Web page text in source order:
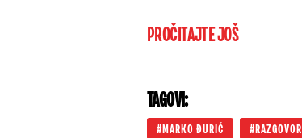
PROČITAJTE JOŠ
TAGOVI:
MARKO ĐURIĆ RAZGOVOR